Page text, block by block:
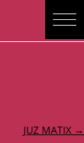
JUZ MATIX →